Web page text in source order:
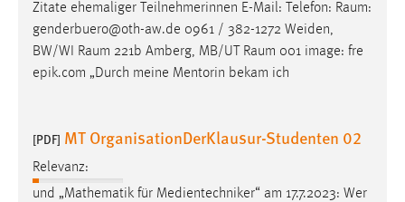
Zitate ehemaliger Teilnehmerinnen E-Mail: Telefon: Raum:
genderbuero@oth-aw.de 0961 / 382-1272 Weiden,
BW/WI Raum 221b Amberg, MB/UT Raum 001 image: fre
epik.com „Durch meine Mentorin bekam ich
[PDF] MT OrganisationDerKlausur-Studenten 02
Relevanz:
und „Mathematik für Medientechniker“ am 17.7.2023: Wer
Matomo
Name:
_pk_ref, _pk_cvar, _pk_id, _pk_ses
Zugriffsstatistik
Cookie Laufzeit:
Max. 13 Monate